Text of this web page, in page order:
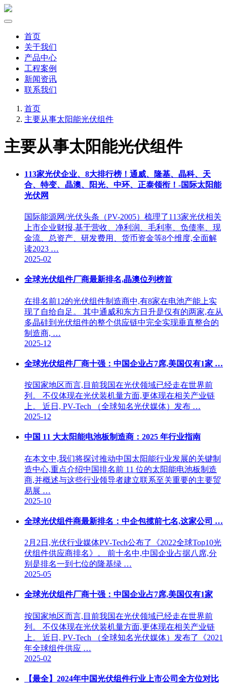
首页
关于我们
产品中心
工程案例
新闻资讯
联系我们
首页
主要从事太阳能光伏组件
主要从事太阳能光伏组件
113家光伏企业、8大排行榜！通威、隆基、晶科、天
合、特变、晶澳、阳光、中环、正泰领衔！-国际太阳能
光伏网
国际能源网/光伏头条（PV-2005）梳理了113家光伏相关
上市企业财报,基于营收、净利润、毛利率、负债率、现
金流、总资产、研发费用、货币资金等8个维度,全面解
读2023 …
2025-02
全球光伏组件厂商最新排名,晶澳位列榜首
在排名前12的光伏组件制造商中,有8家在电池产能上实
现了自给自足。 其中通威和东方日升是仅有的两家,在从
多晶硅到光伏组件的整个供应链中完全实现垂直整合的
制造商, …
2025-12
全球光伏组件厂商十强：中国企业占7席,美国仅有1家 …
按国家地区而言,目前我国在光伏领域已经走在世界前
列。 不仅体现在光伏装机量方面,更体现在相关产业链
上。 近日, PV-Tech （全球知名光伏媒体）发布 …
2025-12
中国 11 大太阳能电池板制造商：2025 年行业指南
在本文中,我们将探讨推动中国太阳能行业发展的关键制
造中心,重点介绍中国排名前 11 位的太阳能电池板制造
商,并概述与这些行业领导者建立联系至关重要的主要贸
易展 …
2025-10
全球光伏组件商最新排名：中企包揽前七名,这家公司 …
2月2日,光伏行业媒体PV-Tech公布了《2022全球Top10光
伏组件供应商排名》。 前十名中,中国企业占据八席,分
别是排名一到七位的隆基绿 …
2025-05
全球光伏组件厂商十强：中国企业占7席,美国仅有1家
按国家地区而言,目前我国在光伏领域已经走在世界前
列。 不仅体现在光伏装机量方面,更体现在相关产业链
上。 近日, PV-Tech （全球知名光伏媒体）发布了《2021
年全球组件供应 …
2025-02
【最全】2024年中国光伏组件行业上市公司全方位对比